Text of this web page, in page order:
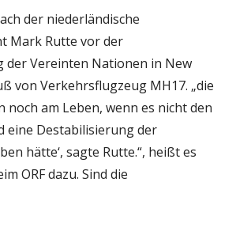
der niederländische
Mark Rutte vor der
der Vereinten Nationen in New
von Verkehrsflugzeug MH17. „die
noch am Leben, wenn es nicht den
eine Destabilisierung der
hätte‘, sagte Rutte.“, heißt es
ORF dazu. Sind die